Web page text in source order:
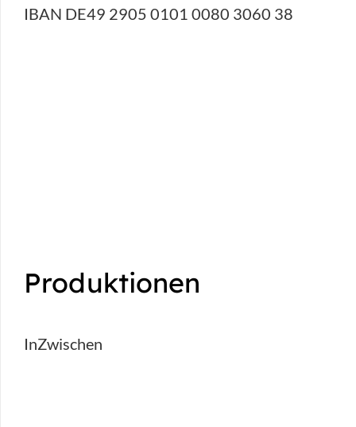
IBAN DE49 2905 0101 0080 3060 38
Produktionen
InZwischen